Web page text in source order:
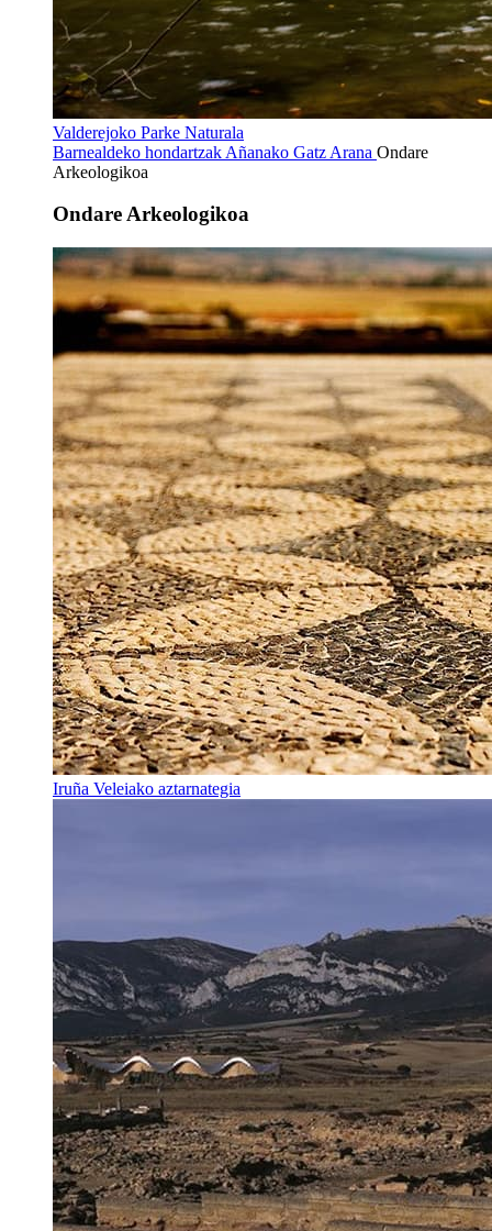
Valderejoko Parke Naturala
Barnealdeko hondartzak Añanako Gatz Arana Ondare
Arkeologikoa
Ondare Arkeologikoa
Iruña Veleiako aztarnategia